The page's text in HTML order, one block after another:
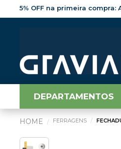
5% OFF na primeira compra:
DEPARTAMENTOS
FERRAGENS